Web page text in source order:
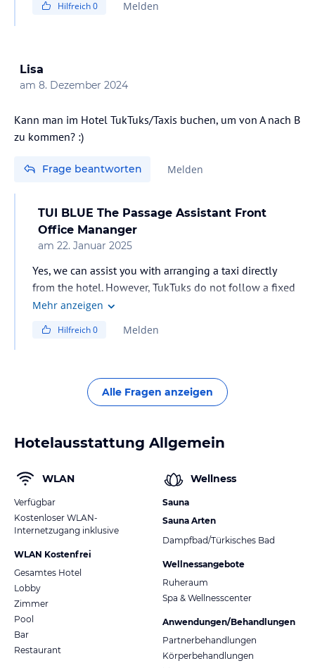
Hilfreich0 Melden
Lisa
am 8. Dezember 2024
Kann man im Hotel TukTuks/Taxis buchen, um von A nach B
Frage beantworten Melden
TUI BLUE The Passage Assistant Front
Office Mananger
am 22. Januar 2025
Yes, we can assist you with arranging a taxi directly
from the hotel. However, TukTuks do not follow a fixed
schedule, and we are unable to make arrangements for
which is just a 5-minute walk from the resort.
Mehr anzeigen
Hilfreich0 Melden
Alle Fragen anzeigen
Hotelausstattung Allgemein
WLAN
Verfügbar
Kostenloser WLAN-
Internetzugang inklusive
WLAN Kostenfrei
Gesamtes Hotel
Lobby
Zimmer
Pool
Bar
Restaurant
Wellness
Sauna
Sauna Arten
Dampfbad/Türkisches Bad
Wellnessangebote
Ruheraum
Spa & Wellnesscenter
Anwendungen/Behandlungen
Partnerbehandlungen
Körperbehandlungen